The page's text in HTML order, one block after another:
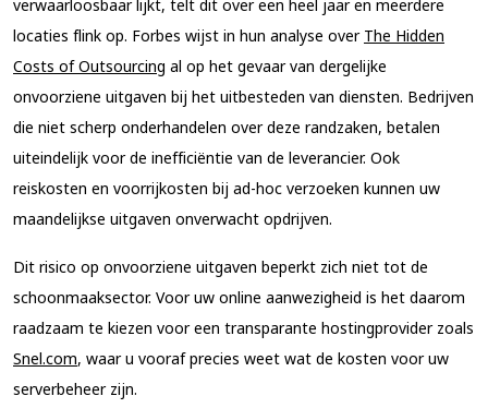
verwaarloosbaar lijkt, telt dit over een heel jaar en meerdere
locaties flink op. Forbes wijst in hun analyse over The Hidden
Costs of Outsourcing al op het gevaar van dergelijke
onvoorziene uitgaven bij het uitbesteden van diensten. Bedrijven
die niet scherp onderhandelen over deze randzaken, betalen
uiteindelijk voor de inefficiëntie van de leverancier. Ook
reiskosten en voorrijkosten bij ad-hoc verzoeken kunnen uw
maandelijkse uitgaven onverwacht opdrijven.
Dit risico op onvoorziene uitgaven beperkt zich niet tot de
schoonmaaksector. Voor uw online aanwezigheid is het daarom
raadzaam te kiezen voor een transparante hostingprovider zoals
Snel.com, waar u vooraf precies weet wat de kosten voor uw
serverbeheer zijn.